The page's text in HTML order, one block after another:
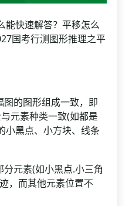
快速解答？平移怎么
国考行测图形推理之平
的图形组成一致，即
元素种类一致(如都是
小黑点、小方块、线条
元素(如小黑点.小三角
，而其他元素位置不